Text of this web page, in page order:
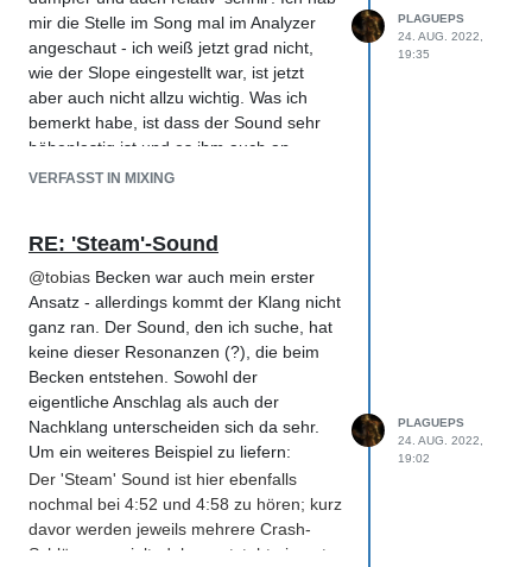
mir die Stelle im Song mal im Analyzer
angeschaut - ich weiß jetzt grad nicht,
wie der Slope eingestellt war, ist jetzt
aber auch nicht allzu wichtig. Was ich
bemerkt habe, ist dass der Sound sehr
höhenlastig ist und es ihm auch an
'Attack' / Transienten fehlt (der Sound
Zum gleichen Zeitpunkt wurde eine
'normale' Cymbal drunter gelayert, aber
es sind auf jeden Fall zwei
unterschiedliche Signale.
Falls der Sound per Bearbeitung einer
Cymbal erzeugt wurde, wüsste ich jetzt
nicht genau, mit welchen Schritten und
Mitteln man dort ankäme.
VERFASST IN MIXING
PLAGUEPS
24. AUG. 2022,
19:35
RE: 'Steam'-Sound
@tobias Becken war auch mein erster
Ansatz - allerdings kommt der Klang nicht
ganz ran. Der Sound, den ich suche, hat
keine dieser Resonanzen (?), die beim
Becken entstehen. Sowohl der
eigentliche Anschlag als auch der
Nachklang unterscheiden sich da sehr.
Um ein weiteres Beispiel zu liefern:
Der 'Steam' Sound ist hier ebenfalls
nochmal bei 4:52 und 4:58 zu hören; kurz
davor werden jeweils mehrere Crash-
Schläge gespielt, daher entsteht ein guter
PLAGUEPS
24. AUG. 2022,
19:02